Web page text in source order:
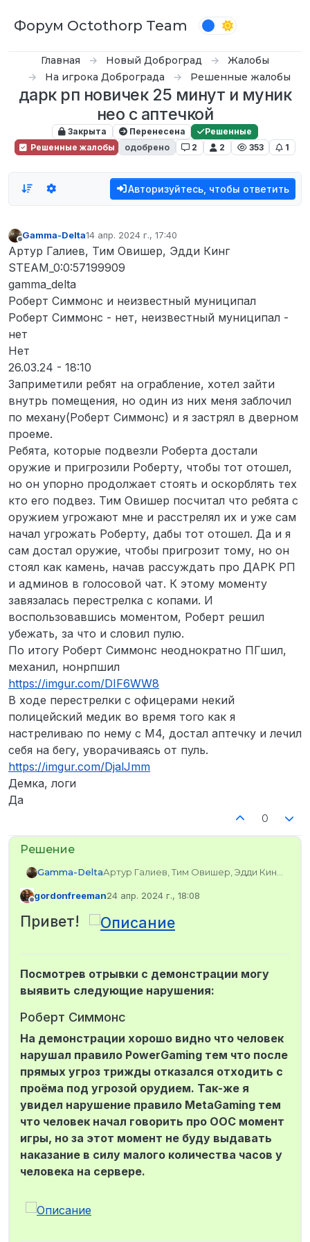
Форум Octothorp Team
Главная Новый Доброград
Жалобы
На игрока Доброграда
Решенные жалобы
дарк рп новичек 25 минут и муник
нео c аптечкой
Закрыта Перенесена
Решенные
Решенные жалобы
одобрено 2 2 353 1
Авторизуйтесь, чтобы ответить
Не в сети
Gamma-Delta14 апр. 2024 г., 17:40
отредактировано
Артур Галиев, Тим Овишер, Эдди Кинг
STEAM_0:0:57199909
gamma_delta
Роберт Симмонс и неизвестный муниципал
Роберт Симмонс - нет, неизвестный муниципал -
нет
Нет
26.03.24 - 18:10
Заприметили ребят на ограбление, хотел зайти
внутрь помещения, но один из них меня заблочил
по механу(Роберт Симмонс) и я застрял в дверном
проеме.
Ребята, которые подвезли Роберта достали
оружие и пригрозили Роберту, чтобы тот отошел,
но он упорно продолжает стоять и оскорблять тех
кто его подвез. Тим Овишер посчитал что ребята с
оружием угрожают мне и расстрелял их и уже сам
начал угрожать Роберту, дабы тот отошел. Да и я
сам достал оружие, чтобы пригрозит тому, но он
стоял как камень, начав рассуждать про ДАРК РП
и админов в голосовой чат. К этому моменту
завязалась перестрелка с копами. И
воспользовавшись моментом, Роберт решил
убежать, за что и словил пулю.
По итогу Роберт Симмонс неоднократно ПГшил,
механил, нонрпшил
https://imgur.com/DIF6WW8
В ходе перестрелки с офицерами некий
полицейский медик во время того как я
настреливаю по нему с М4, достал аптечку и лечил
себя на бегу, уворачиваясь от пуль.
https://imgur.com/DjalJmm
Демка, логи
Да
0
Gamma-DeltaАртур Галиев, Тим Овишер, Эдди Кинг
gamma_delta
муниципал
муниципал - нет
26.03.24 - 18:10
Заприметили ребят на ограбление,
один из них меня заблочил по
в дверном проеме.
Ребята, которые подвезли Роберта
достали оружие и пригрозили
Роберту, чтобы тот отошел, но он
упорно продолжает стоять и
оскорблять тех кто его подвез. Тим
Овишер посчитал что ребята с
оружием угрожают мне и расстрелял
их и уже сам начал угрожать Роберту,
дабы тот отошел. Да и я сам достал
оружие, чтобы пригрозит тому, но он
Не в сети
gordonfreeman24 апр. 2024 г., 18:08
отредактировано
Привет!
Посмотрев отрывки с демонстрации могу
выявить следующие нарушения:
Роберт Симмонс
На демонстрации хорошо видно что человек
нарушал правило PowerGaming тем что после
прямых угроз трижды отказался отходить с
проёма под угрозой орудием. Так-же я
увидел нарушение правило MetaGaming тем
что человек начал говорить про OOC момент
игры, но за этот момент не буду выдавать
наказание в силу малого количества часов у
человека на сервере.